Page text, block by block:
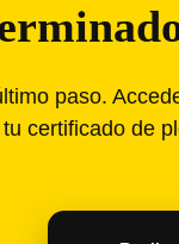
paso.
certificado de